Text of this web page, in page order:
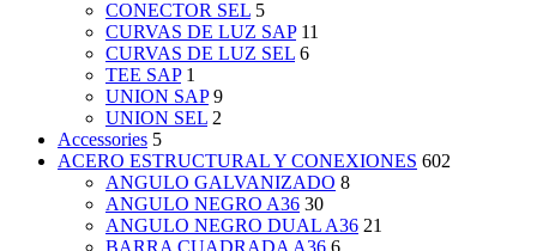
CONECTOR SEL 5
CURVAS DE LUZ SAP 11
CURVAS DE LUZ SEL 6
TEE SAP 1
UNION SAP 9
UNION SEL 2
Accessories 5
ACERO ESTRUCTURAL Y CONEXIONES 602
ANGULO GALVANIZADO 8
ANGULO NEGRO A36 30
ANGULO NEGRO DUAL A36 21